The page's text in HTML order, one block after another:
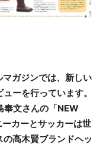
マガジンでは、新しい
ーを行っています。
文さんの「NEW
カーとサッカーは世
高木賢ブランドヘッ